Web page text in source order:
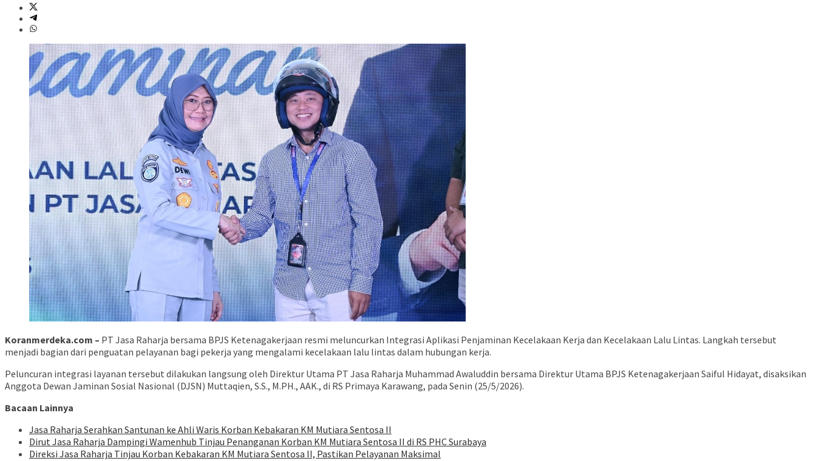
Koranmerdeka.com – PT Jasa Raharja bersama BPJS Ketenagakerjaan resmi meluncurkan Integrasi Aplikasi Penjaminan Kecelakaan Kerja dan Kecelakaan Lalu Lintas. Langkah tersebut
menjadi bagian dari penguatan pelayanan bagi pekerja yang mengalami kecelakaan lalu lintas dalam hubungan kerja.
Peluncuran integrasi layanan tersebut dilakukan langsung oleh Direktur Utama PT Jasa Raharja Muhammad Awaluddin bersama Direktur Utama BPJS Ketenagakerjaan Saiful Hidayat, disaksikan
Anggota Dewan Jaminan Sosial Nasional (DJSN) Muttaqien, S.S., M.PH., AAK., di RS Primaya Karawang, pada Senin (25/5/2026).
Bacaan Lainnya
Jasa Raharja Serahkan Santunan ke Ahli Waris Korban Kebakaran KM Mutiara Sentosa II
Dirut Jasa Raharja Dampingi Wamenhub Tinjau Penanganan Korban KM Mutiara Sentosa II di RS PHC Surabaya
Direksi Jasa Raharja Tinjau Korban Kebakaran KM Mutiara Sentosa II, Pastikan Pelayanan Maksimal